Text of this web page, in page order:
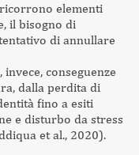
ricorrono elementi
il bisogno di
di annullare
conseguenze
dalla perdita di
fino a esiti
e disturbo da stress
et al., 2020).